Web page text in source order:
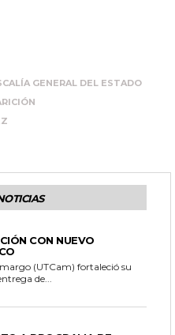
GENERAL DEL ESTADO
CON NUEVO
(UTCam) fortaleció su
de...